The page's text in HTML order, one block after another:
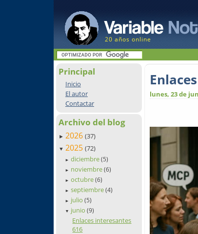
20 años online
Principal
Inicio
El autor
Contactar
Archivo del blog
► 2026 (37)
▼ 2025 (72)
► diciembre(5)
► noviembre(6)
► octubre(6)
► septiembre(4)
► julio(5)
▼ junio(9)
Enlaces interesantes
616
lunes, 23 de